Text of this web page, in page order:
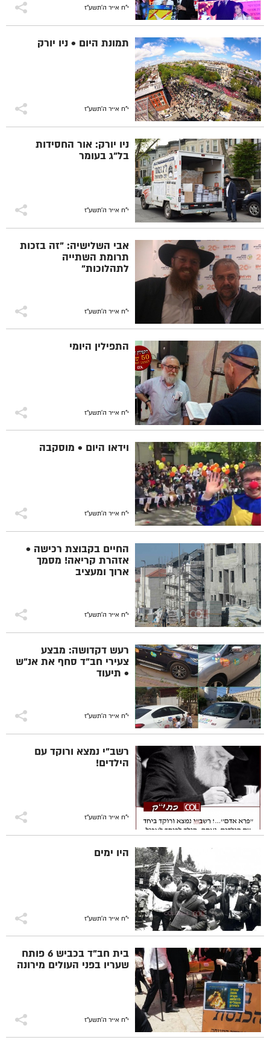
י"ח אייר ה׳תשע״ז
תמונת היום • ניו יורק
י"ח אייר ה׳תשע״ז
ניו יורק: אור החסידות
בל"ג בעומר
י"ח אייר ה׳תשע״ז
אבי השלישיה: "זה בזכות
תרומת השתייה
לתהלוכות"
י"ח אייר ה׳תשע״ז
התפילין היומי
י"ח אייר ה׳תשע״ז
וידאו היום • מוסקבה
י"ח אייר ה׳תשע״ז
החיים בקבוצת רכישה •
אזהרת קריאה! מסמך
ארוך ומעציב
י"ח אייר ה׳תשע״ז
רעש דקדושה: מבצע
צעירי חב"ד סחף את אנ"ש
• תיעוד
י"ח אייר ה׳תשע״ז
רשב"י נמצא ורוקד עם
הילדים!
י"ח אייר ה׳תשע״ז
היו ימים
י"ח אייר ה׳תשע״ז
בית חב"ד בכביש 6 פותח
שעריו בפני העולים מירונה
י"ח אייר ה׳תשע״ז